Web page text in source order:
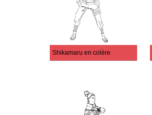
Shikamaru en colère